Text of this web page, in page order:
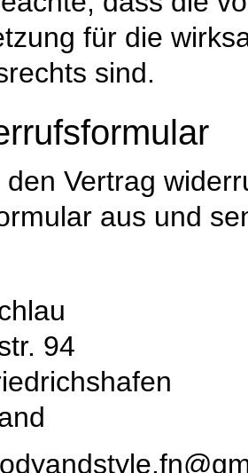
für die
sind.
den Vertrag
aus und
94